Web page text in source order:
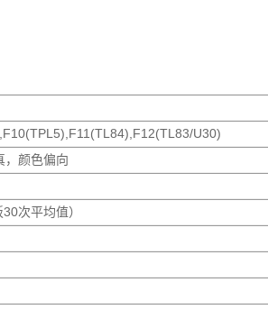
U30)
，颜色偏向
次平均值）